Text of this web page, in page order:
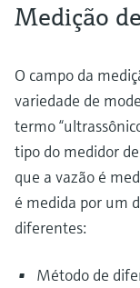
Medição
O campo da
variedade de
termo
tipo do medidor
que a vazão é
é medida por um
diferentes:
Método de